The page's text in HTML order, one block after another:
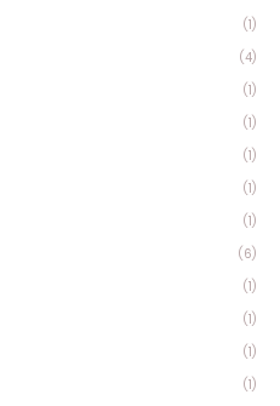
(1)
(4)
(1)
(1)
(1)
(1)
(1)
(6)
(1)
(1)
(1)
(1)